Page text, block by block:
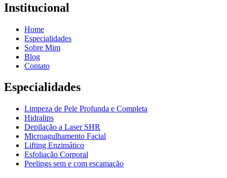
Institucional
Home
Especialidades
Sobre Mim
Blog
Contato
Especialidades
Limpeza de Pele Profunda e Completa
Hidralips
Depilação a Laser SHR
Microagulhamento Facial
Lifting Enzimático
Esfoliação Corporal
Peelings sem e com escamação